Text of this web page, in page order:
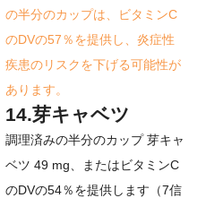
の半分のカップは、ビタミンC
のDVの57％を提供し、炎症性
疾患のリスクを下げる可能性が
あります。
14.芽キャベツ
調理済みの半分のカップ芽キャ
ベツ 49 mg、またはビタミンC
のDVの54％を提供します（7信